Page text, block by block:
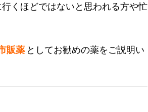
くほどではないと思われる方や忙
販薬 としてお勧めの薬をご説明い